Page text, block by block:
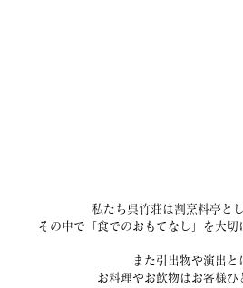
私たち呉竹荘は割烹料亭と
その中で「食でのおもてなし」を大切
また引出物や演出と
お料理やお飲物はお客様ひ